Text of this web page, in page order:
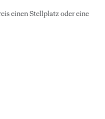
einen Stellplatz oder eine